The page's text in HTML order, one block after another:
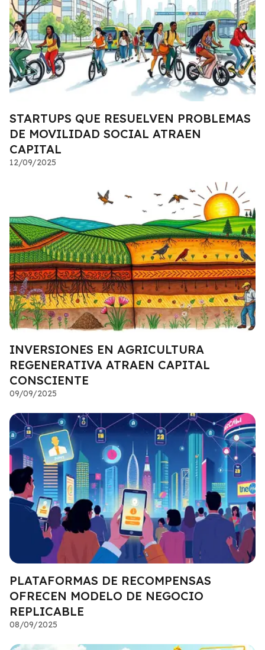
STARTUPS QUE RESUELVEN PROBLEMAS
DE MOVILIDAD SOCIAL ATRAEN
CAPITAL
12/09/2025
INVERSIONES EN AGRICULTURA
REGENERATIVA ATRAEN CAPITAL
CONSCIENTE
09/09/2025
PLATAFORMAS DE RECOMPENSAS
OFRECEN MODELO DE NEGOCIO
REPLICABLE
08/09/2025